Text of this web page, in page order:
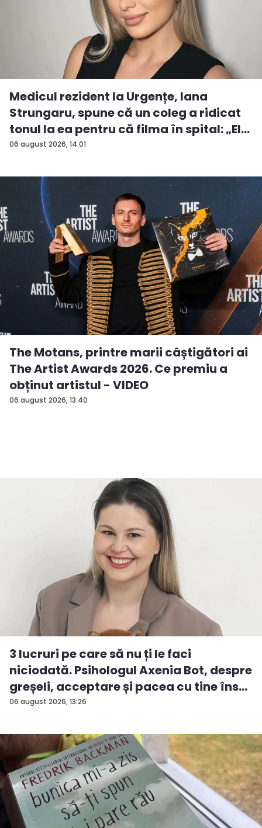
06 august 2026, 14:01
Medicul rezident la Urgențe, Iana
Strungaru, spune că un coleg a ridicat
tonul la ea pentru că filma în spital: „El
a...
06 august 2026, 13:40
The Motans, printre marii câștigători ai
The Artist Awards 2026. Ce premiu a
obținut artistul - VIDEO
06 august 2026, 13:26
3 lucruri pe care să nu ți le faci
niciodată. Psihologul Axenia Bot, despre
greșeli, acceptare și pacea cu tine îns...